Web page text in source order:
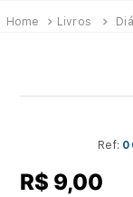
Livros
Ref:
R$ 9,00